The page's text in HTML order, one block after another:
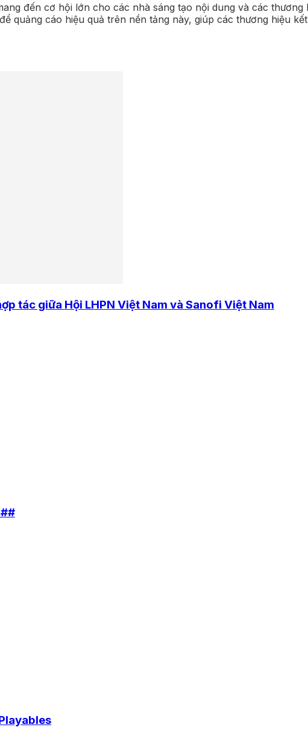
đến cơ hội lớn cho các nhà sáng tạo nội dung và các thương
quảng cáo hiệu quả trên nền tảng này, giúp các thương hiệu
tác giữa Hội LHPN Việt Nam và Sanofi Việt Nam